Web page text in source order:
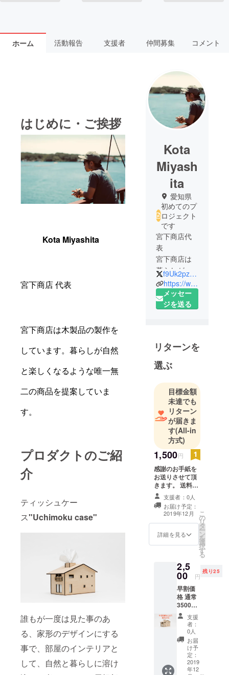
ホーム 活動報告 支援者 仲間募集 コメント
はじめに・ご挨拶
Kota Miyashita
宮下商店 代表
宮下商店は木製品の製作を
しています。暮らしが自然
と楽しくなるような唯一無
二の商品を提案していま
す。
プロダクトのご紹
介
ティッシュケー
ス"Uchimoku case"
誰もが一度は見た事のあ
る、家形のデザインにする
事で、部屋のインテリアと
して、自然と暮らしに溶け
Kota
Miyash
ita
愛知県
初めてのプ
ロジェクト
です
宮下商店代
表
宮下商店は
暮らしが自
然と楽しく
なるような
商品を提案
ありませ
ん。売り上
げは経費以
外すべて
困っている
方々へ寄付
されます。
f9Uk2pzPzGK2KfF
https://www.instagram.com/traviskouta
メッセー
ジを送る
リターンを
選ぶ
目標金額
未達でも
リターン
が届きま
す(All-in
方式)
1,500円
感謝のお手紙を
お送りさせて頂
きます。 送料込
み
支援者：0人
お届け予定：
2019年12月
詳細を見る
こ
の
リ
タ
ー
ン
を
選
択
す
る
2,5
00 円
残り25
早割価
格 通常
3500円
のとこ
ろ、
2500円
に
て"Uchi
moku
case"
をお送
支援
者：
0人
お届
け予
定：
2019
年12